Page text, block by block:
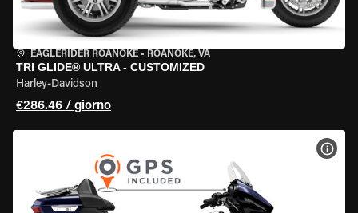
EAGLERIDER ROANOKE • ROANOKE, VA
TRI GLIDE® ULTRA - CUSTOMIZED
Harley-Davidson
€286.46 / giorno